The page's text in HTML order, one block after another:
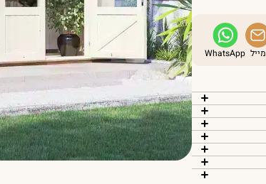
מייל WhatsApp